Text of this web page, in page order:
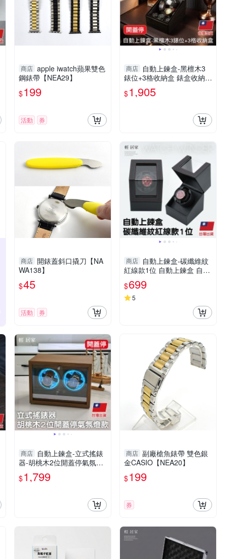
商店 apple iwatch蘋果雙色
鋼錶帶【NEA29】
$199
活動 券
商店 自動上鍊盒-黑檀木3
錶位+3格收納盒 錶盒收納盒
手錶上鍊盒 上鏈盒-輕居家8
783
$1,905
商店 開錶蓋斜口撬刀【NA
WA138】
$45
活動 券
商店 自動上鍊盒-碳纖維紋
紅線款1位 自動上鍊盒 自動
上鍊錶盒 搖錶器-輕居家869
3
$699
5
商店 自動上鍊盒-立式搖錶
器-胡桃木2位開蓋停氣氛燈
款 自動上鍊 上鏈盒 搖錶器-
輕居家8605
$1,799
商店 副廠槍魚錶帶 雙色銀
金CASIO【NEA20】
$199
券